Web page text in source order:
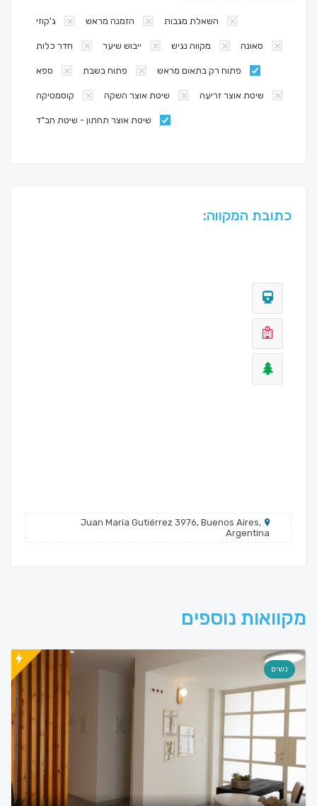
ג'קוזי הזמנה מראש השאלת מגבות
חדר כלות ייבוש שיער מקווה נגיש סאונה
ספא פתוח בשבת פתוח רק בתאום מראש
קוסמטיקה שיטת אוצר השקה שיטת אוצר זריעה
שיטת אוצר תחתון - שיטת חב"ד
כתובת המקווה:
Juan María Gutiérrez 3976, Buenos Aires,
Argentina
מקוואות נוספים
נשים